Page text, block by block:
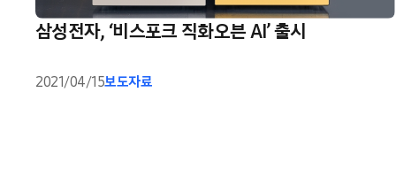
삼성전자, ‘비스포크 직화오븐 AI’ 출시
2021/04/15보도자료